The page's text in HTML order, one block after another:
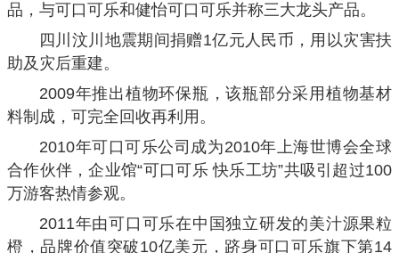
品，与可口可乐和健怡可口可乐并称三大龙头产品。
四川汶川地震期间捐赠1亿元人民币，用以灾害扶
助及灾后重建。
2009年推出植物环保瓶，该瓶部分采用植物基材
料制成，可完全回收再利用。
2010年可口可乐公司成为2010年上海世博会全球
合作伙伴，企业馆“可口可乐 快乐工坊”共吸引超过100
万游客热情参观。
2011年由可口可乐在中国独立研发的美汁源果粒
橙，品牌价值突破10亿美元，跻身可口可乐旗下第14